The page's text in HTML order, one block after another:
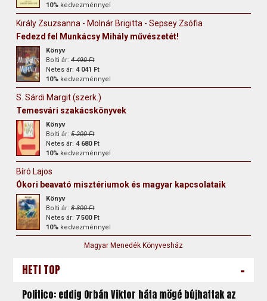
10% kedvezménnyel
Király Zsuzsanna - Molnár Brigitta - Sepsey Zsófia
Fedezd fel Munkácsy Mihály művészetét!
Könyv
Bolti ár:4 490 Ft
Netes ár:4 041 Ft
10% kedvezménnyel
S. Sárdi Margit (szerk.)
Temesvári szakácskönyvek
Könyv
Bolti ár:5 200 Ft
Netes ár:4 680 Ft
10% kedvezménnyel
Bíró Lajos
Ókori beavató misztériumok és magyar kapcsolataik
Könyv
Bolti ár:8 300 Ft
Netes ár: 7 500 Ft
10% kedvezménnyel
Magyar Menedék Könyvesház
HETI TOP -
Politico: eddig Orbán Viktor háta mögé bújhattak az